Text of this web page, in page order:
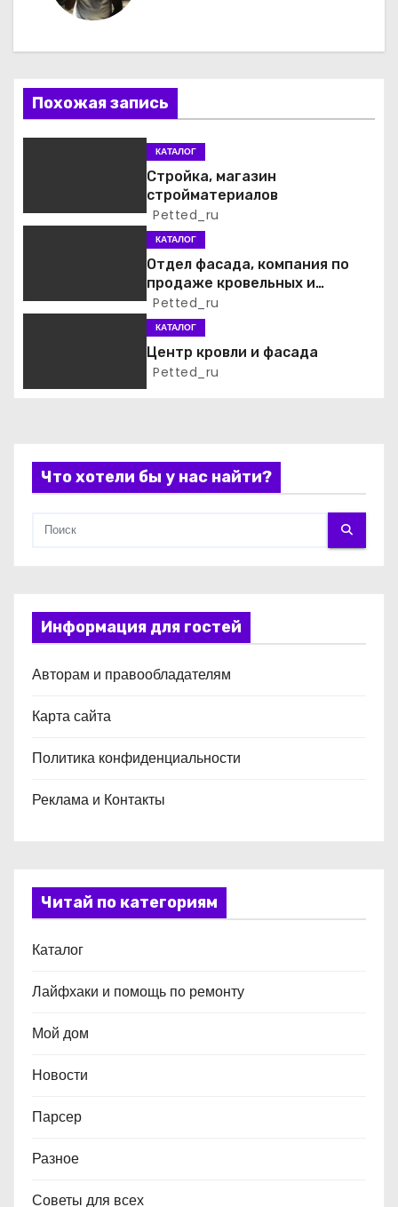
а
ц
и
п
а
и
я
м
Похожая запись
КАТАЛОГ
Стройка, магазин
стройматериалов
Petted_ru
КАТАЛОГ
Отдел фасада, компания по
продаже кровельных и
фасадных материалов
Petted_ru
КАТАЛОГ
Центр кровли и фасада
Petted_ru
Что хотели бы у нас найти?
Информация для гостей
Авторам и правообладателям
Карта сайта
Политика конфиденциальности
Реклама и Контакты
Читай по категориям
Каталог
Лайфхаки и помощь по ремонту
Мой дом
Новости
Парсер
Разное
Советы для всех